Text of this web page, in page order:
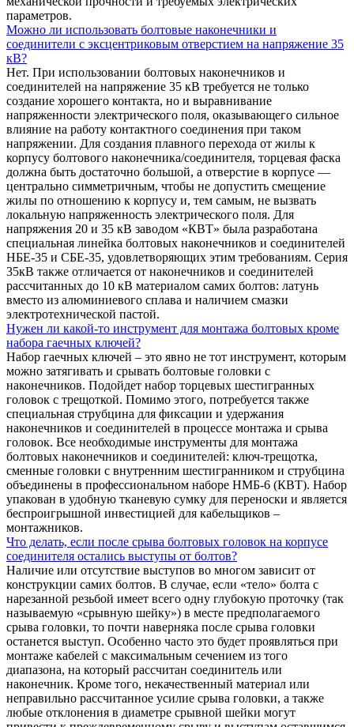
параметров.
Можно ли использовать болтовые наконечники и
соединители с эксцентриковым отверстием на напряжение 35
кВ?
Нет. При использовании болтовых наконечников и
соединителей на напряжение 35 кВ требуется не только
создание хорошего контакта, но и выравнивание
напряженности электрического поля, оказывающего сильное
влияние на работу контактного соединения при таком
напряжении. Для создания плавного перехода от жилы к
корпусу болтового наконечника/соединителя, торцевая фаска
должна быть достаточно большой, а отверстие в корпусе —
центрально симметричным, чтобы не допустить смещение
жилы по отношению к корпусу и, тем самым, не вызвать
локальную напряженность электрического поля. Для
напряжения 20 и 35 кВ заводом «КВТ» была разработана
специальная линейка болтовых наконечников и соединителей
НБЕ-35 и СБЕ-35, удовлетворяющих этим требованиям. Серия
35кВ также отличается от наконечников и соединителей
рассчитанных до 10 кВ материалом самих болтов: латунь
вместо из алюминиевого сплава и наличием смазки
электротехнической пастой.
Нужен ли какой-то инструмент для монтажа болтовых кроме
набора гаечных ключей?
Набор гаечных ключей – это явно не тот инструмент, которым
можно затягивать и срывать болтовые головки с
наконечников. Подойдет набор торцевых шестигранных
головок с трещоткой. Помимо этого, потребуется также
специальная струбцина для фиксации и удержания
наконечников и соединителей в процессе монтажа и срыва
головок. Все необходимые инструменты для монтажа
болтовых наконечников и соединителей: ключ-трещотка,
сменные головки с внутренним шестигранником и струбцина
объединены в профессиональном наборе НМБ-6 (КВТ). Набор
упакован в удобную тканевую сумку для переноски и является
беспроигрышной инвестицией для кабельщиков –
монтажников.
Что делать, если после срыва болтовых головок на корпусе
соединителя остались выступы от болтов?
Наличие или отсутствие выступов во многом зависит от
конструкции самих болтов. В случае, если «тело» болта с
нарезанной резьбой имеет всего одну глубокую проточку (так
называемую «срывную шейку») в месте предполагаемого
срыва головки, то почти наверняка после срыва головки
останется выступ. Особенно часто это будет проявляться при
монтаже кабелей с максимальным сечением из того
диапазона, на который рассчитан соединитель или
наконечник. Кроме того, некачественный материал или
неправильно рассчитанное усилие срыва головки, а также
любые отклонения в диаметре срывной шейки могут